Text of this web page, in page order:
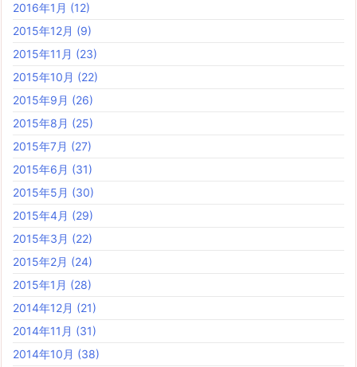
2016年1月 (12)
2015年12月 (9)
2015年11月 (23)
2015年10月 (22)
2015年9月 (26)
2015年8月 (25)
2015年7月 (27)
2015年6月 (31)
2015年5月 (30)
2015年4月 (29)
2015年3月 (22)
2015年2月 (24)
2015年1月 (28)
2014年12月 (21)
2014年11月 (31)
2014年10月 (38)